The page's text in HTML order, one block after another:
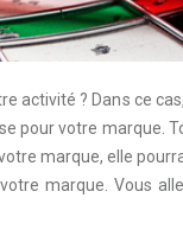
activité ? Dans ce
pour votre marque.
marque, elle
marque. Vous